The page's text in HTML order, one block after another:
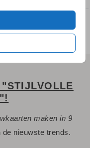
beeldbank.
later verder
antwoord.
We helpen jemaken in 9
de nieuwste trends.